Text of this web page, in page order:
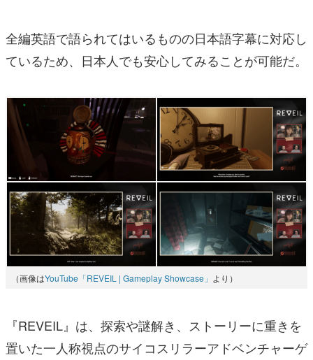
全編英語で語られてはいるものの日本語字幕に対応し
ているため、日本人でも安心してみることが可能だ。
（画像はYouTube「REVEIL | Gameplay Showcase」 より）
『REVEIL』は、探索や謎解き、ストーリーに重きを
置いた一人称視点のサイコスリラーアドベンチャーゲ